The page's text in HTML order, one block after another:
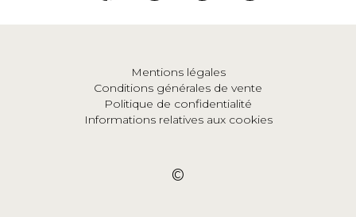
Mentions légales
Conditions générales de vente
Politique de confidentialité
Informations relatives aux cookies
©